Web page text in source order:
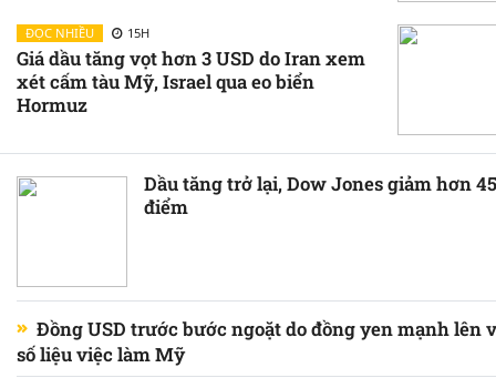
Dầu tăng trở lại, Dow Jones giảm hơn
điểm
số liệu việc làm Mỹ
ĐỌC NHIỀU 15H
Giá dầu tăng vọt hơn 3 USD do Iran xem
xét cấm tàu Mỹ, Israel qua eo biển
Hormuz